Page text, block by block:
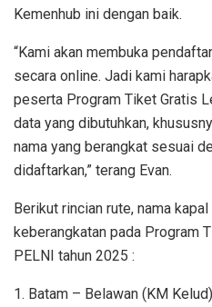
Kemenhub ini dengan baik.
“Kami akan membuka
secara online. Jadi kami
peserta Program Tiket Gratis
data yang dibutuhkan,
nama yang berangkat sesuai
didaftarkan,” terang Evan.
Berikut rincian rute, nama
keberangkatan pada Program
PELNI tahun 2025 :
1. Batam – Belawan (KM